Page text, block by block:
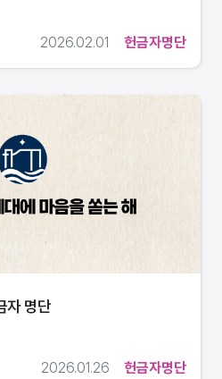
헌금자명단
2026.02.01
헌금자명단
2026.01.26
자 명단